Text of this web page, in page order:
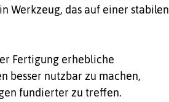
Werkzeug, das auf einer stabilen
Fertigung erhebliche
besser nutzbar zu machen,
fundierter zu treffen.